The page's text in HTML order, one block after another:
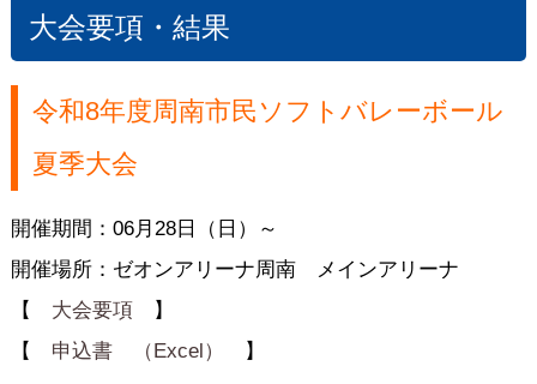
大会要項・結果
令和8年度周南市民ソフトバレーボール
夏季大会
開催期間：06月28日（日）～
開催場所：ゼオンアリーナ周南 メインアリーナ
【 大会要項】
【 申込書 （Excel） 】